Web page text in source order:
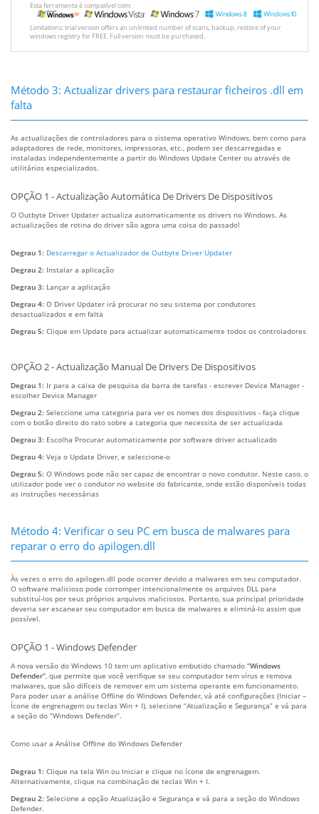
Esta ferramenta é compatível com:
Limitations: trial version offers an unlimited number of scans, backup, restore of your
windows registry for FREE. Full version must be purchased.
Método 3: Actualizar drivers para restaurar ficheiros .dll em
falta
As actualizações de controladores para o sistema operativo Windows, bem como para
adaptadores de rede, monitores, impressoras, etc., podem ser descarregadas e
instaladas independentemente a partir do Windows Update Center ou através de
utilitários especializados.
OPÇÃO 1 - Actualização Automática De Drivers De Dispositivos
O Outbyte Driver Updater actualiza automaticamente os drivers no Windows. As
actualizações de rotina do driver são agora uma coisa do passado!
Degrau 1: Descarregar o Actualizador de Outbyte Driver Updater
Degrau 2: Instalar a aplicação
Degrau 3: Lançar a aplicação
Degrau 4: O Driver Updater irá procurar no seu sistema por condutores
desactualizados e em falta
Degrau 5: Clique em Update para actualizar automaticamente todos os controladores
OPÇÃO 2 - Actualização Manual De Drivers De Dispositivos
Degrau 1: Ir para a caixa de pesquisa da barra de tarefas - escrever Device Manager -
escolher Device Manager
Degrau 2: Seleccione uma categoria para ver os nomes dos dispositivos - faça clique
com o botão direito do rato sobre a categoria que necessita de ser actualizada
Degrau 3: Escolha Procurar automaticamente por software driver actualizado
Degrau 4: Veja o Update Driver, e seleccione-o
Degrau 5: O Windows pode não ser capaz de encontrar o novo condutor. Neste caso, o
utilizador pode ver o condutor no website do fabricante, onde estão disponíveis todas
as instruções necessárias
Método 4: Verificar o seu PC em busca de malwares para
reparar o erro do apilogen.dll
Às vezes o erro do apilogen.dll pode ocorrer devido a malwares em seu computador.
O software malicioso pode corromper intencionalmente os arquivos DLL para
substituí-los por seus próprios arquivos maliciosos. Portanto, sua principal prioridade
deveria ser escanear seu computador em busca de malwares e eliminá-lo assim que
possível.
OPÇÃO 1 - Windows Defender
A nova versão do Windows 10 tem um aplicativo embutido chamado “Windows
Defender” , que permite que você verifique se seu computador tem vírus e remova
malwares, que são difíceis de remover em um sistema operante em funcionamento.
Para poder usar a análise Offline do Windows Defender, vá até configurações (Iniciar –
Ícone de engrenagem ou teclas Win + I), selecione “Atualização e Segurança” e vá para
a seção do “Windows Defender”.
Como usar a Análise Offline do Windows Defender
Degrau 1: Clique na tela Win ou Iniciar e clique no ícone de engrenagem.
Alternativamente, clique na combinação de teclas Win + I.
Degrau 2: Selecione a opção Atualização e Segurança e vá para a seção do Windows
Defender.